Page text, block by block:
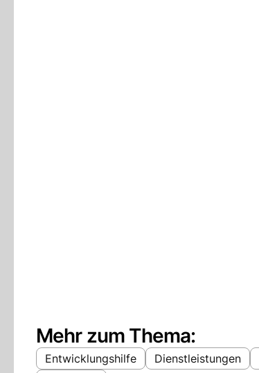
Mehr zum Thema:
Entwicklungshilfe Dienstleistungen